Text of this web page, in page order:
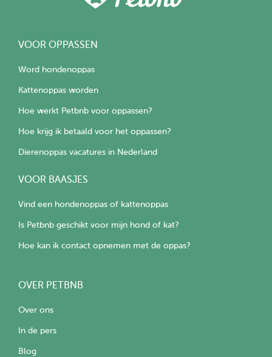
VOOR OPPASSEN
Word hondenoppas
Kattenoppas worden
Hoe werkt Petbnb voor oppassen?
Hoe krijg ik betaald voor het oppassen?
Dierenoppas vacatures in Nederland
VOOR BAASJES
Vind een hondenoppas of kattenoppas
Is Petbnb geschikt voor mijn hond of kat?
Hoe kan ik contact opnemen met de oppas?
OVER PETBNB
Over ons
In de pers
Blog